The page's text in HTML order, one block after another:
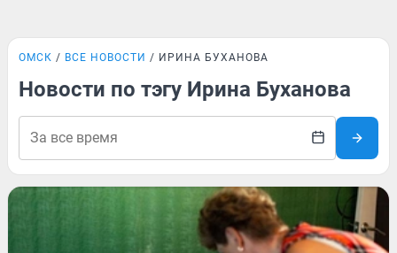
ОМСК ВСЕ НОВОСТИ ИРИНА БУХАНОВА
Новости по тэгу Ирина Буханова